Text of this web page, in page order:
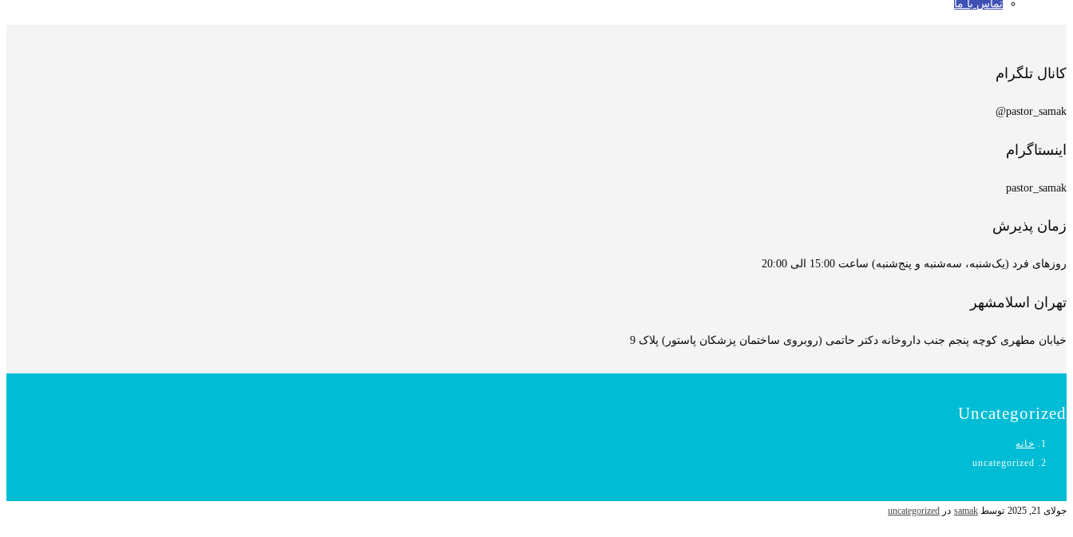
تماس با ما
کانال تلگرام
pastor_samak@
اینستاگرام
pastor_samak
زمان پذیرش
روزهای فرد (یک‌شنبه، سه‌شنبه و پنج‌شنبه) ساعت 15:00 الی 20:00
تهران اسلامشهر
خیابان مطهری کوچه پنجم جنب داروخانه دکتر حاتمی (روبروی ساختمان پزشکان پاستور) پلاک 9
Uncategorized
خانه
uncategorized
جولای 21, 2025 توسط samak در uncategorized